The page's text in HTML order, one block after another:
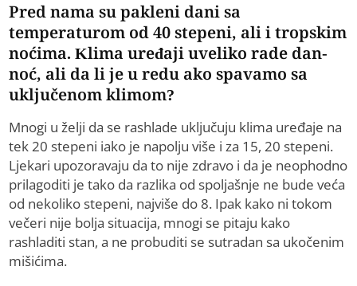
Pred nama su pakleni dani sa
temperaturom od 40 stepeni, ali i tropskim
noćima. Klima uređaji uveliko rade dan-
noć, ali da li je u redu ako spavamo sa
uključenom klimom?
Mnogi u želji da se rashlade uključuju klima uređaje na
tek 20 stepeni iako je napolju više i za 15, 20 stepeni.
Ljekari upozoravaju da to nije zdravo i da je neophodno
prilagoditi je tako da razlika od spoljašnje ne bude veća
od nekoliko stepeni, najviše do 8. Ipak kako ni tokom
večeri nije bolja situacija, mnogi se pitaju kako
rashladiti stan, a ne probuditi se sutradan sa ukočenim
mišićima.